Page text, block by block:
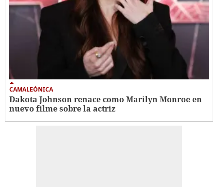
CAMALEÓNICA
Dakota Johnson renace como Marilyn Monroe en
nuevo filme sobre la actriz